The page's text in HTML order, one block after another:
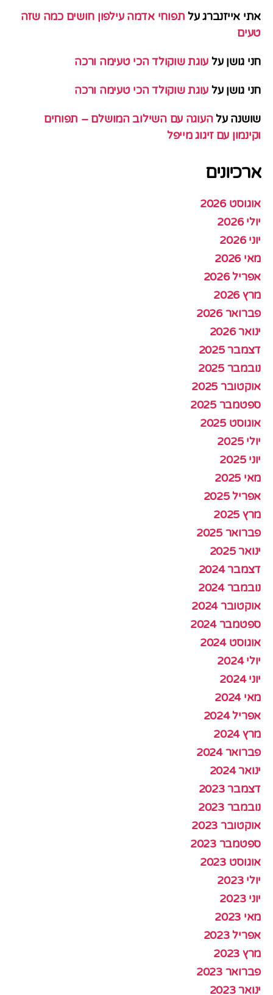
אתי אייזנברגעל תפוחי אדמה עילפון חושים כמה שזה
טעים
חני גושן על עוגת שוקולד הכי טעימה ורכה
חני גושן על עוגת שוקולד הכי טעימה ורכה
שושנה עלהעוגה עם השילוב המושלם – תפוחים
וקינמון עם זיגוג מייפל
ארכיונים
אוגוסט 2026
יולי 2026
יוני 2026
מאי 2026
אפריל 2026
מרץ 2026
פברואר 2026
ינואר 2026
דצמבר 2025
נובמבר 2025
אוקטובר 2025
ספטמבר 2025
אוגוסט 2025
יולי 2025
יוני 2025
מאי 2025
אפריל 2025
מרץ 2025
פברואר 2025
ינואר 2025
דצמבר 2024
נובמבר 2024
אוקטובר 2024
ספטמבר 2024
אוגוסט 2024
יולי 2024
יוני 2024
מאי 2024
אפריל 2024
מרץ 2024
פברואר 2024
ינואר 2024
דצמבר 2023
נובמבר 2023
אוקטובר 2023
ספטמבר 2023
אוגוסט 2023
יולי 2023
יוני 2023
מאי 2023
אפריל 2023
מרץ 2023
פברואר 2023
ינואר 2023